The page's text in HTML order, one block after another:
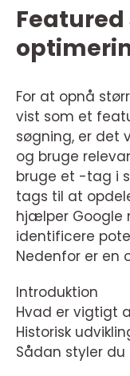
For at opnå
vist som et
søgning, er det
og bruge
bruge et -tag i
tags til at
hjælper Google
identificere
Nedenfor er en
Introduktion
Hvad er vigtigt
Historisk
Sådan styler